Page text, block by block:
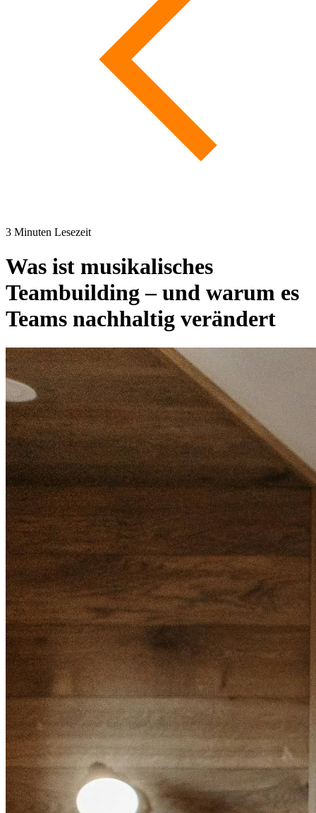
3 Minuten Lesezeit
Was ist musikalisches
Teambuilding – und warum es
Teams nachhaltig verändert